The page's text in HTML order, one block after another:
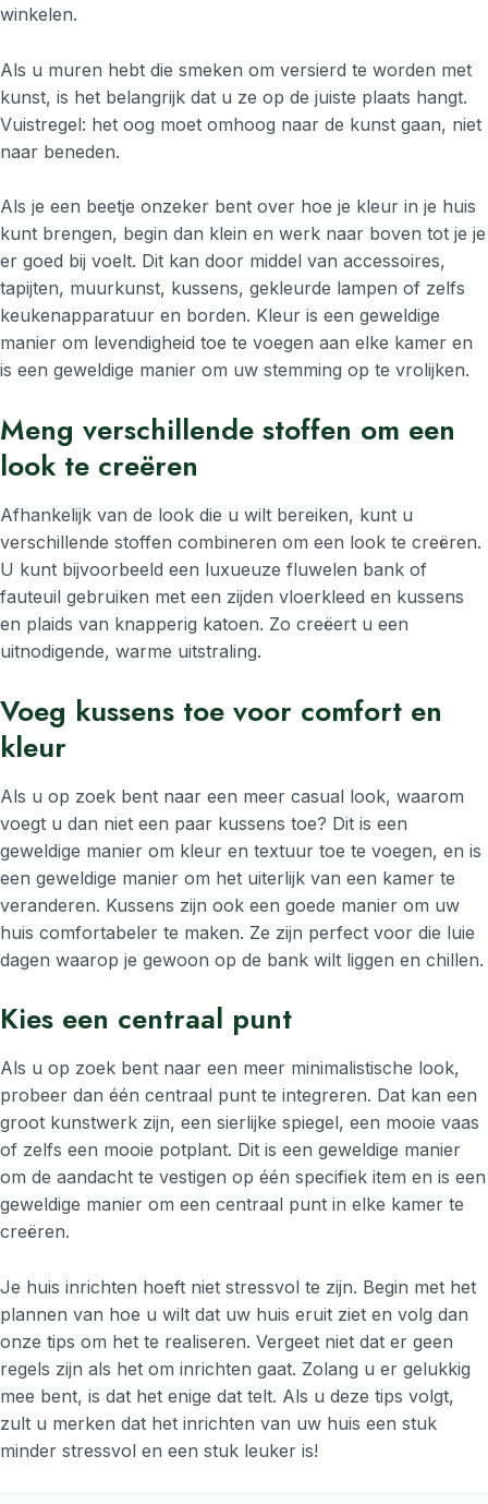
winkelen.
Als u muren hebt die smeken om versierd te worden met
kunst, is het belangrijk dat u ze op de juiste plaats hangt.
Vuistregel: het oog moet omhoog naar de kunst gaan, niet
naar beneden.
Als je een beetje onzeker bent over hoe je kleur in je huis
kunt brengen, begin dan klein en werk naar boven tot je je
er goed bij voelt. Dit kan door middel van accessoires,
tapijten, muurkunst, kussens, gekleurde lampen of zelfs
keukenapparatuur en borden. Kleur is een geweldige
manier om levendigheid toe te voegen aan elke kamer en
is een geweldige manier om uw stemming op te vrolijken.
Meng verschillende stoffen om een
look te creëren
Afhankelijk van de look die u wilt bereiken, kunt u
verschillende stoffen combineren om een look te creëren.
U kunt bijvoorbeeld een luxueuze fluwelen bank of
fauteuil gebruiken met een zijden vloerkleed en kussens
en plaids van knapperig katoen. Zo creëert u een
uitnodigende, warme uitstraling.
Voeg kussens toe voor comfort en
kleur
Als u op zoek bent naar een meer casual look, waarom
voegt u dan niet een paar kussens toe? Dit is een
geweldige manier om kleur en textuur toe te voegen, en is
een geweldige manier om het uiterlijk van een kamer te
veranderen. Kussens zijn ook een goede manier om uw
huis comfortabeler te maken. Ze zijn perfect voor die luie
dagen waarop je gewoon op de bank wilt liggen en chillen.
Kies een centraal punt
Als u op zoek bent naar een meer minimalistische look,
probeer dan één centraal punt te integreren. Dat kan een
groot kunstwerk zijn, een sierlijke spiegel, een mooie vaas
of zelfs een mooie potplant. Dit is een geweldige manier
om de aandacht te vestigen op één specifiek item en is een
geweldige manier om een centraal punt in elke kamer te
creëren.
Je huis inrichten hoeft niet stressvol te zijn. Begin met het
plannen van hoe u wilt dat uw huis eruit ziet en volg dan
onze tips om het te realiseren. Vergeet niet dat er geen
regels zijn als het om inrichten gaat. Zolang u er gelukkig
mee bent, is dat het enige dat telt. Als u deze tips volgt,
zult u merken dat het inrichten van uw huis een stuk
minder stressvol en een stuk leuker is!